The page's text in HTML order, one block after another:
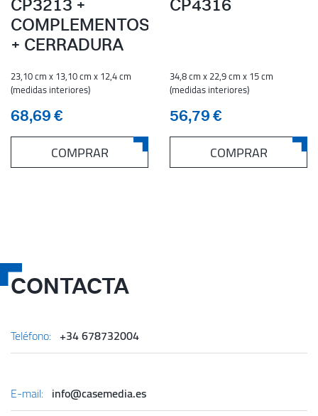
CP3213 +
COMPLEMENTOS
+ CERRADURA
23,10 cm x 13,10 cm x 12,4 cm
(medidas interiores)
68,69 €
COMPRAR
CP4316
34,8 cm x 22,9 cm x 15 cm
(medidas interiores)
56,79 €
COMPRAR
CONTACTA
Teléfono: +34 678732004
E-mail: info@casemedia.es